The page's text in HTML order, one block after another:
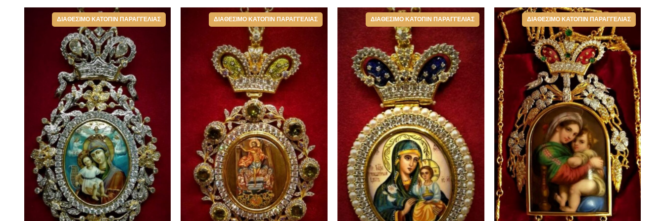
ΔΙΑΘΈΣΙΜΟ ΚΑΤΌΠΙΝ ΠΑΡΑΓΓΕΛΊΑΣ ΔΙΑΘΈΣΙΜΟ ΚΑΤΌΠΙΝ ΠΑΡΑΓΓΕΛΊΑΣ ΔΙΑΘΈΣΙΜΟ ΚΑΤΌΠΙΝ ΠΑΡΑΓΓΕΛΊΑΣ ΔΙΑΘΈΣΙΜΟ ΚΑΤΌΠΙΝ ΠΑΡΑΓΓΕΛΊΑΣ